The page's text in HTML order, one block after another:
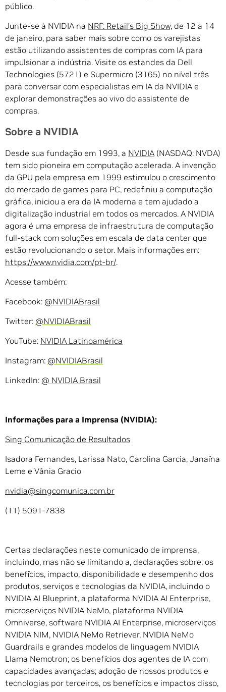
público.
Junte-se à NVIDIA na NRF: Retail’s Big Show, de 12 a 14
de janeiro, para saber mais sobre como os varejistas
estão utilizando assistentes de compras com IA para
impulsionar a indústria. Visite os estandes da Dell
Technologies (5721) e Supermicro (3165) no nível três
para conversar com especialistas em IA da NVIDIA e
explorar demonstrações ao vivo do assistente de
compras.
Sobre a NVIDIA
Desde sua fundação em 1993, a NVIDIA (NASDAQ: NVDA)
tem sido pioneira em computação acelerada. A invenção
da GPU pela empresa em 1999 estimulou o crescimento
do mercado de games para PC, redefiniu a computação
gráfica, iniciou a era da IA moderna e tem ajudado a
digitalização industrial em todos os mercados. A NVIDIA
agora é uma empresa de infraestrutura de computação
full-stack com soluções em escala de data center que
estão revolucionando o setor. Mais informações em:
https://www.nvidia.com/pt-br/.
Acesse também:
Facebook: @NVIDIABrasil
Twitter: @NVIDIABrasil
YouTube: NVIDIA Latinoamérica
Instagram: @NVIDIABrasil
LinkedIn: @ NVIDIA Brasil
Informações para a Imprensa (NVIDIA):
Sing Comunicação de Resultados
Isadora Fernandes, Larissa Nato, Carolina Garcia, Janaína
Leme e Vânia Gracio
nvidia@singcomunica.com.br
(11) 5091-7838
Certas declarações neste comunicado de imprensa,
incluindo, mas não se limitando a, declarações sobre: os
benefícios, impacto, disponibilidade e desempenho dos
produtos, serviços e tecnologias da NVIDIA, incluindo o
NVIDIA AI Blueprint, a plataforma NVIDIA AI Enterprise,
microserviços NVIDIA NeMo, plataforma NVIDIA
Omniverse, software NVIDIA AI Enterprise, microserviços
NVIDIA NIM, NVIDIA NeMo Retriever, NVIDIA NeMo
Guardrails e grandes modelos de linguagem NVIDIA
Llama Nemotron; os benefícios dos agentes de IA com
capacidades avançadas; adoção de nossos produtos e
tecnologias por terceiros, os benefícios e impactos disso,